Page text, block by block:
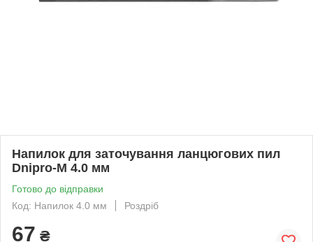
Напилок для заточування ланцюгових пил
Dnipro-M 4.0 мм
Готово до відправки
Код: Напилок 4.0 мм
Роздріб
67 ₴